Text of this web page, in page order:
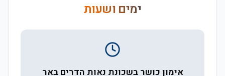
ימים ושעות
אימון כושר בשכונת נאות הדרים באר